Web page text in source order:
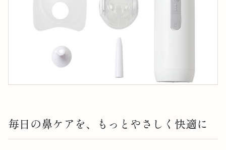
毎日の鼻ケアを、もっとやさしく快適に